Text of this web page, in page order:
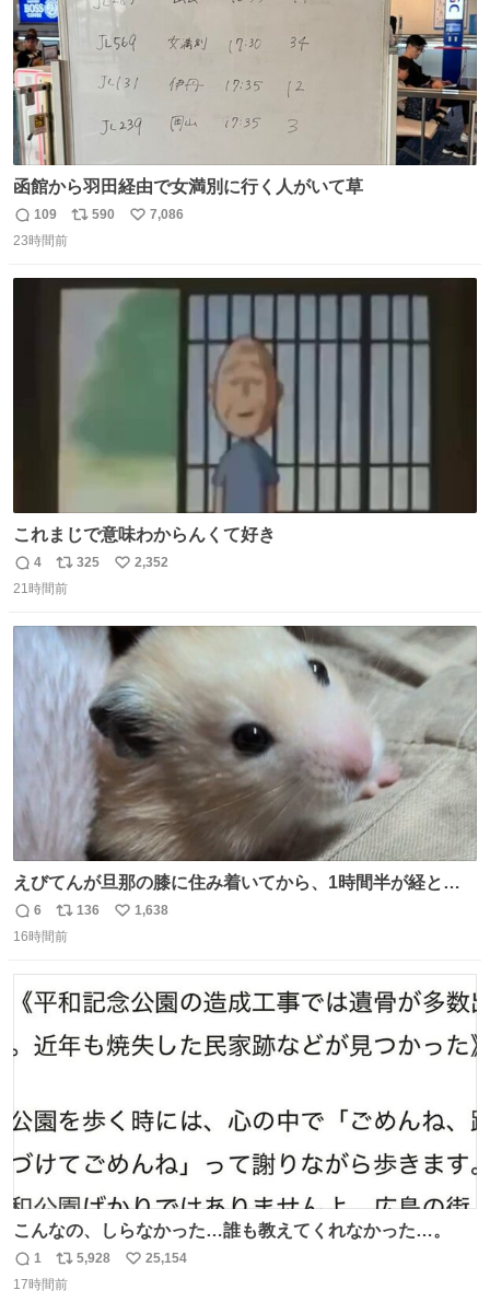
函館から羽田経由で女満別に行く人がいて草
返
信
109
リ
ト
590
い
数
7,086
23時間前
これまじで意味わからんくて好き
返
信
4
リ
ポ
ト
数
325
い
2,352
21時間前
えびてんが旦那の膝に住み着いてから、1時間半が経とう
としている。 えびてんはもう永住の意を固めており、持ち
込んだおやつを所定の場所に置くなどしている。
返
信
6
リ
ポ
ト
数
136
い
数
1,638
16時間前
こんなの、しらなかった…誰も教えてくれなかった…。
返
信
1
リ
ポ
5,928
い
25,154
17時間前